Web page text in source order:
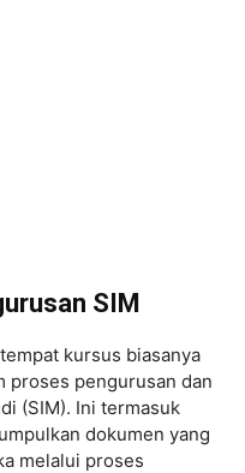
SIM
kursus biasanya
proses pengurusan dan
(SIM). Ini termasuk
dokumen yang
melalui proses